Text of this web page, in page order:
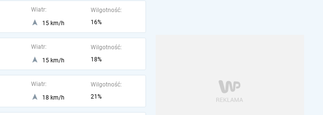
Wiatr:
15 km/h
Wilgotność:
16%
Wiatr:
15 km/h
Wilgotność:
18%
Wiatr:
18 km/h
Wilgotność:
21%